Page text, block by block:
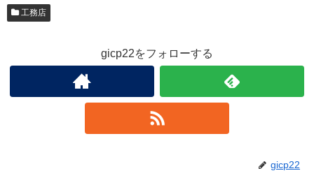
工務店
gicp22をフォローする
gicp22